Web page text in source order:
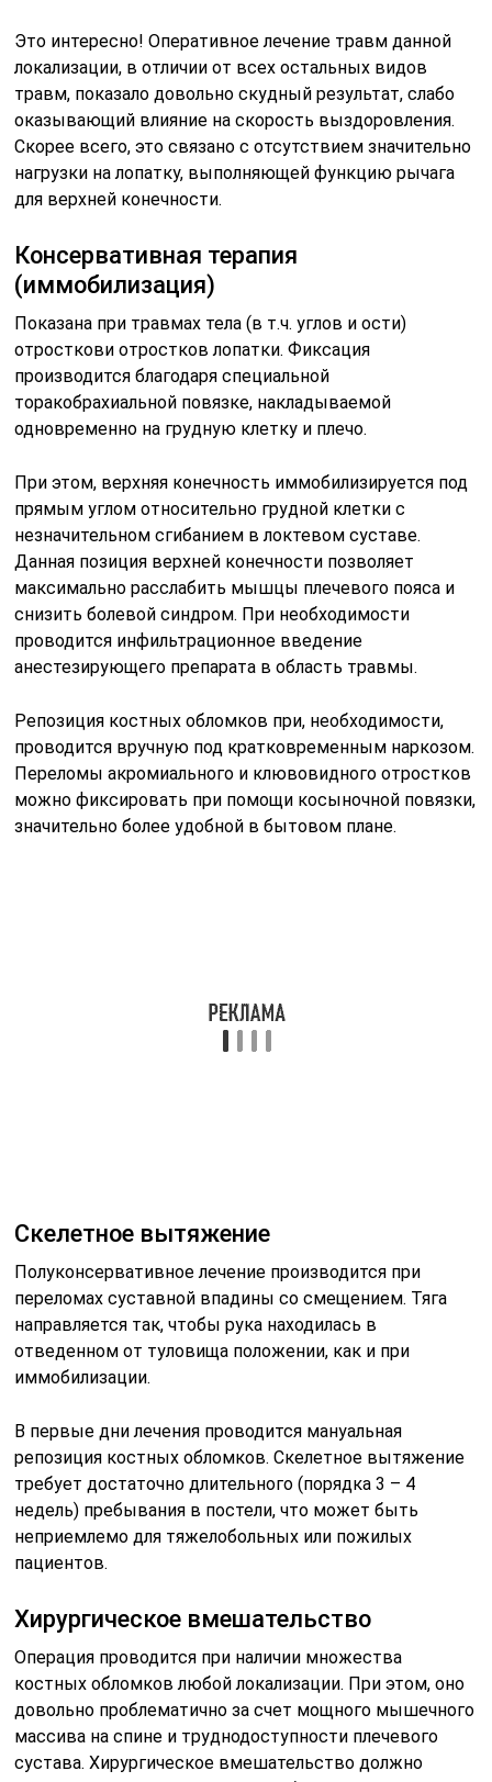
Это интересно! Оперативное лечение травм данной
локализации, в отличии от всех остальных видов
травм, показало довольно скудный результат, слабо
оказывающий влияние на скорость выздоровления.
Скорее всего, это связано с отсутствием значительно
нагрузки на лопатку, выполняющей функцию рычага
для верхней конечности.
Консервативная терапия
(иммобилизация)
Показана при травмах тела (в т.ч. углов и ости)
отросткови отростков лопатки. Фиксация
производится благодаря специальной
торакобрахиальной повязке, накладываемой
одновременно на грудную клетку и плечо.
При этом, верхняя конечность иммобилизируется под
прямым углом относительно грудной клетки с
незначительном сгибанием в локтевом суставе.
Данная позиция верхней конечности позволяет
максимально расслабить мышцы плечевого пояса и
снизить болевой синдром. При необходимости
проводится инфильтрационное введение
анестезирующего препарата в область травмы.
Репозиция костных обломков при, необходимости,
проводится вручную под кратковременным наркозом.
Переломы акромиального и клювовидного отростков
можно фиксировать при помощи косыночной повязки,
значительно более удобной в бытовом плане.
Скелетное вытяжение
Полуконсервативное лечение производится при
переломах суставной впадины со смещением. Тяга
направляется так, чтобы рука находилась в
отведенном от туловища положении, как и при
иммобилизации.
В первые дни лечения проводится мануальная
репозиция костных обломков. Скелетное вытяжение
требует достаточно длительного (порядка 3 – 4
недель) пребывания в постели, что может быть
неприемлемо для тяжелобольных или пожилых
пациентов.
Хирургическое вмешательство
Операция проводится при наличии множества
костных обломков любой локализации. При этом, оно
довольно проблематично за счет мощного мышечного
массива на спине и труднодоступности плечевого
сустава. Хирургическое вмешательство должно